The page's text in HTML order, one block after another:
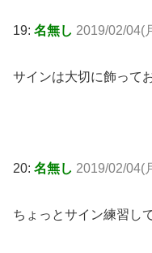
19: 名無し 2019/02/04(
サインは大切に飾って
20: 名無し 2019/02/04(
ちょっとサイン練習し